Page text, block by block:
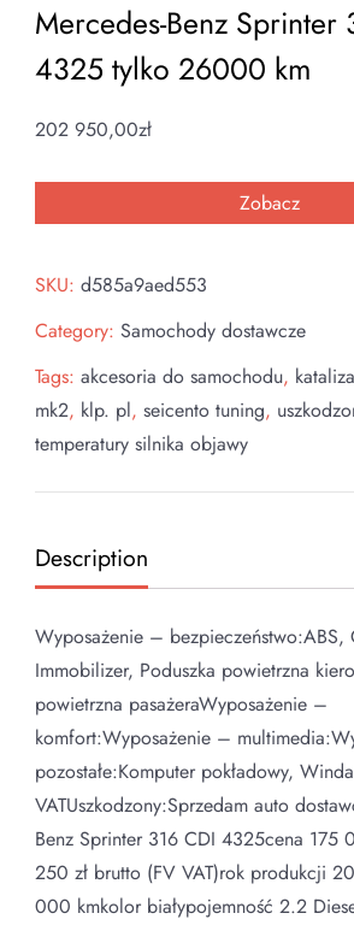
Mercedes-Benz Sprinter
4325 tylko 26000 km
202 950,00zł
Zobacz
SKU: d585a9aed553
Category: Samochody dostawcze
Tags: akcesoria do samochodu,
mk2, klp. pl, seicento tuning,
temperatury silnika objawy
Description
Wyposażenie – bezpieczeństwo:ABS,
Immobilizer, Poduszka powietrzna
powietrzna pasażeraWyposażenie –
komfort:Wyposażenie –
pozostałe:Komputer pokładowy,
VATUszkodzony:Sprzedam auto
Benz Sprinter 316 CDI 4325cena 175
250 zł brutto (FV VAT)rok produkcji
000 kmkolor białypojemność 2.2